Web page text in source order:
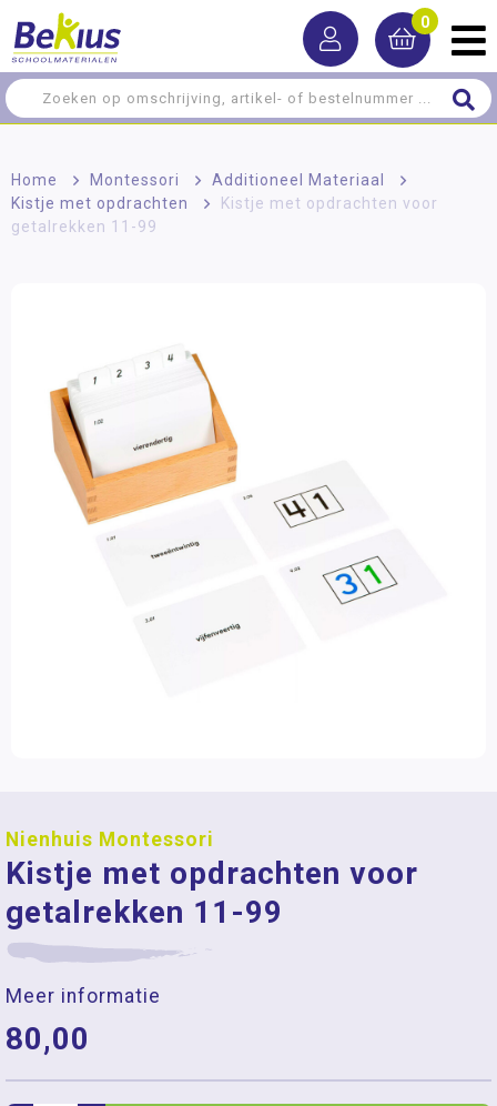
0
Home > Montessori > Additioneel Materiaal
>
Kistje met opdrachten
>
Kistje met opdrachten voor
getalrekken 11-99
Nienhuis Montessori
Kistje met opdrachten voor
getalrekken 11-99
Meer informatie
80,00